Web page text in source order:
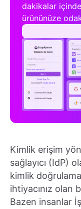
dakikalar
ürününüze
Kimlik erişim
sağlayıcı (IdP)
kimlik
ihtiyacınız olan
Bazen insanlar